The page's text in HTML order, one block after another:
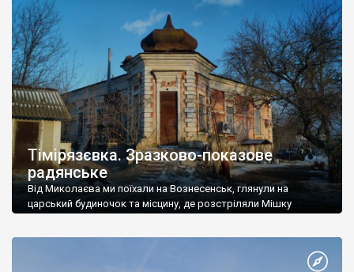
Точної дати заснування Ракового немає, але у 19 столітті
воно […]
Тімірязєвка. Зразково-показове
радянське
Від Миколаєва ми поїхали на Вознесенськ, глянули на
царський будиночок та місцину, де розстріляли Мішку
століття у Тімірязєвці збудували готель із куполом – щось